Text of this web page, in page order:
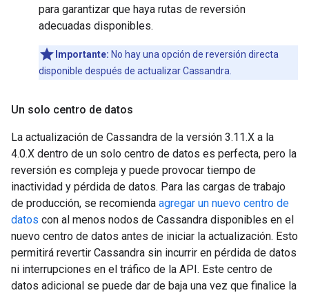
para garantizar que haya rutas de reversión
adecuadas disponibles.
Importante: No hay una opción de reversión directa
disponible después de actualizar Cassandra.
Un solo centro de datos
La actualización de Cassandra de la versión 3.11.X a la
4.0.X dentro de un solo centro de datos es perfecta, pero la
reversión es compleja y puede provocar tiempo de
inactividad y pérdida de datos. Para las cargas de trabajo
de producción, se recomienda agregar un nuevo centro de
datos con al menos nodos de Cassandra disponibles en el
nuevo centro de datos antes de iniciar la actualización. Esto
permitirá revertir Cassandra sin incurrir en pérdida de datos
ni interrupciones en el tráfico de la API. Este centro de
datos adicional se puede dar de baja una vez que finalice la